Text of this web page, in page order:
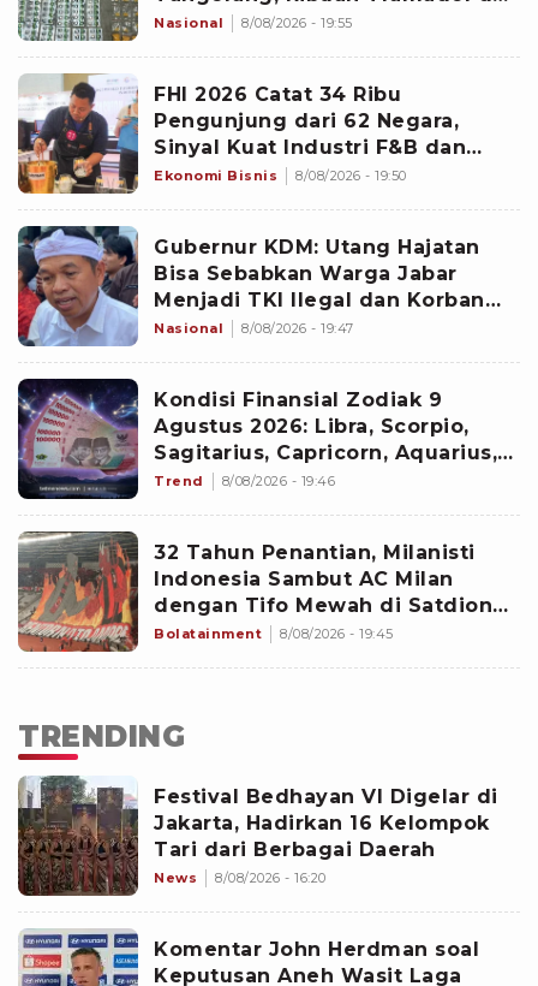
Hexymer Ikut Disita
Nasional 8/08/2026 - 19:55
FHI 2026 Catat 34 Ribu
Pengunjung dari 62 Negara,
Sinyal Kuat Industri F&B dan
Hospitality Indonesia
Ekonomi Bisnis 8/08/2026 - 19:50
Gubernur KDM: Utang Hajatan
Bisa Sebabkan Warga Jabar
Menjadi TKI Ilegal dan Korban
TPPO
Nasional 8/08/2026 - 19:47
Kondisi Finansial Zodiak 9
Agustus 2026: Libra, Scorpio,
Sagitarius, Capricorn, Aquarius,
dan Pisces
Trend 8/08/2026 - 19:46
32 Tahun Penantian, Milanisti
Indonesia Sambut AC Milan
dengan Tifo Mewah di Satdion
Gelora Bung Karno
Bolatainment 8/08/2026 - 19:45
TRENDING
Festival Bedhayan VI Digelar di
Jakarta, Hadirkan 16 Kelompok
Tari dari Berbagai Daerah
News 8/08/2026 - 16:20
Komentar John Herdman soal
Keputusan Aneh Wasit Laga